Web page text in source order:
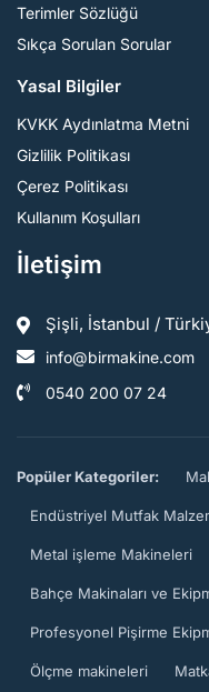
Terimler Sözlüğü
Sıkça Sorulan Sorular
Yasal Bilgiler
KVKK Aydınlatma Metni
Gizlilik Politikası
Çerez Politikası
Kullanım Koşulları
İletişim
Şişli, İstanbul /
info@birmakine.com
0540 200 07 24
Popüler Kategoriler:
Endüstriyel Mutfak
Metal işleme Makineleri
Bahçe Makinaları ve
Profesyonel Pişirme
Ölçme makineleri